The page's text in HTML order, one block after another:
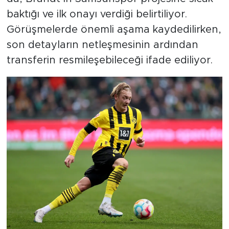
baktığı ve ilk onayı verdiği belirtiliyor.
Görüşmelerde önemli aşama kaydedilirken,
son detayların netleşmesinin ardından
transferin resmileşebileceği ifade ediliyor.